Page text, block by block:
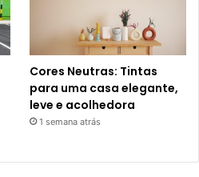
Cores Neutras: Tintas
para uma casa elegante,
leve e acolhedora
1 semana atrás